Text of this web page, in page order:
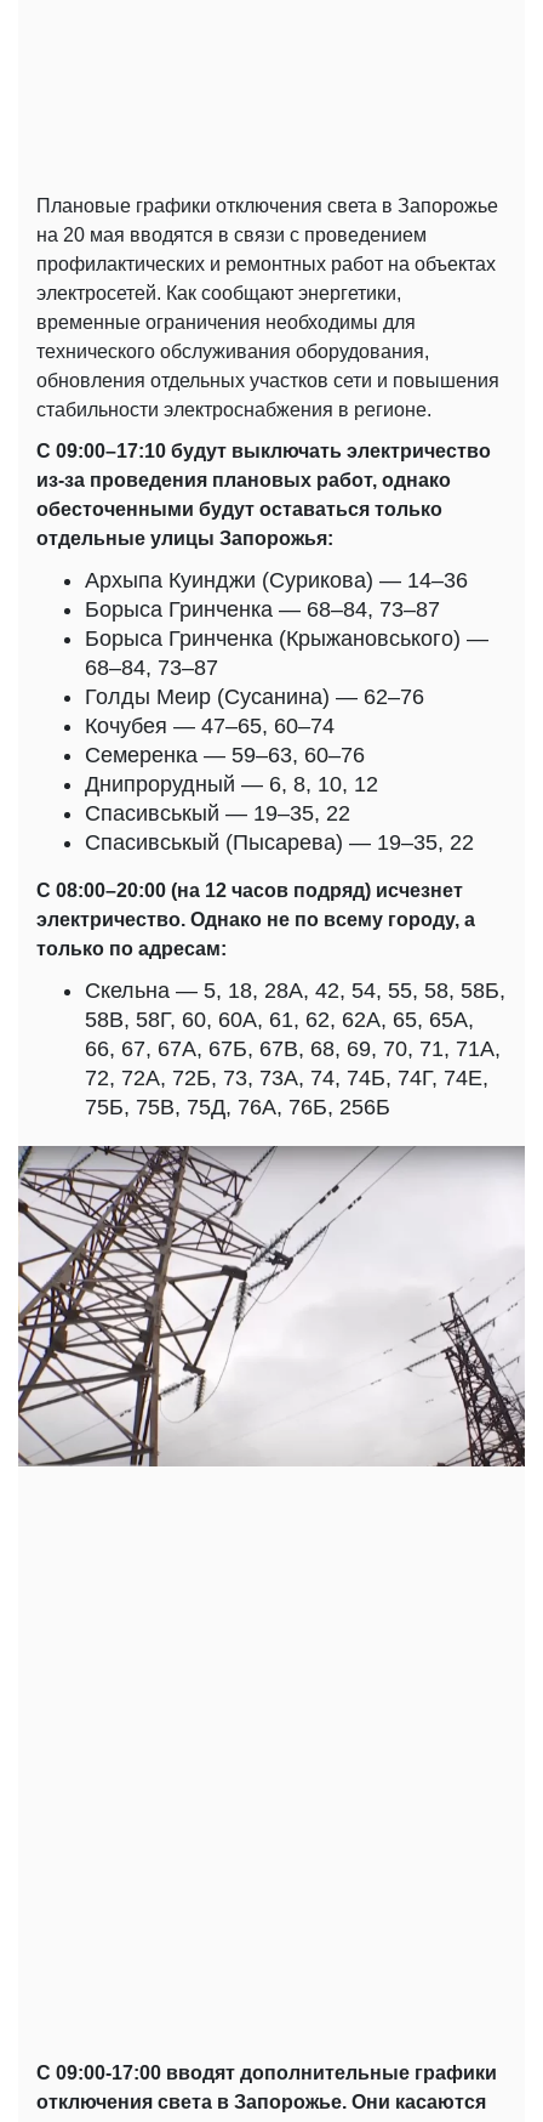
Плановые графики отключения света в Запорожье
на 20 мая вводятся в связи с проведением
профилактических и ремонтных работ на объектах
электросетей. Как сообщают энергетики,
временные ограничения необходимы для
технического обслуживания оборудования,
обновления отдельных участков сети и повышения
стабильности электроснабжения в регионе.
С 09:00–17:10 будут выключать электричество
из-за проведения плановых работ, однако
обесточенными будут оставаться только
отдельные улицы Запорожья:
Архыпа Куинджи (Сурикова) — 14–36
Борыса Гринченка — 68–84, 73–87
Борыса Гринченка (Крыжановського) —
68–84, 73–87
Голды Меир (Сусанина) — 62–76
Кочубея — 47–65, 60–74
Семеренка — 59–63, 60–76
Днипрорудный — 6, 8, 10, 12
Спасивськый — 19–35, 22
Спасивськый (Пысарева) — 19–35, 22
С 08:00–20:00 (на 12 часов подряд) исчезнет
электричество. Однако не по всему городу, а
только по адресам:
Скельна — 5, 18, 28А, 42, 54, 55, 58, 58Б,
58В, 58Г, 60, 60А, 61, 62, 62А, 65, 65А,
66, 67, 67А, 67Б, 67В, 68, 69, 70, 71, 71А,
72, 72А, 72Б, 73, 73А, 74, 74Б, 74Г, 74Е,
75Б, 75В, 75Д, 76А, 76Б, 256Б
С 09:00-17:00 вводят дополнительные графики
отключения света в Запорожье. Они касаются